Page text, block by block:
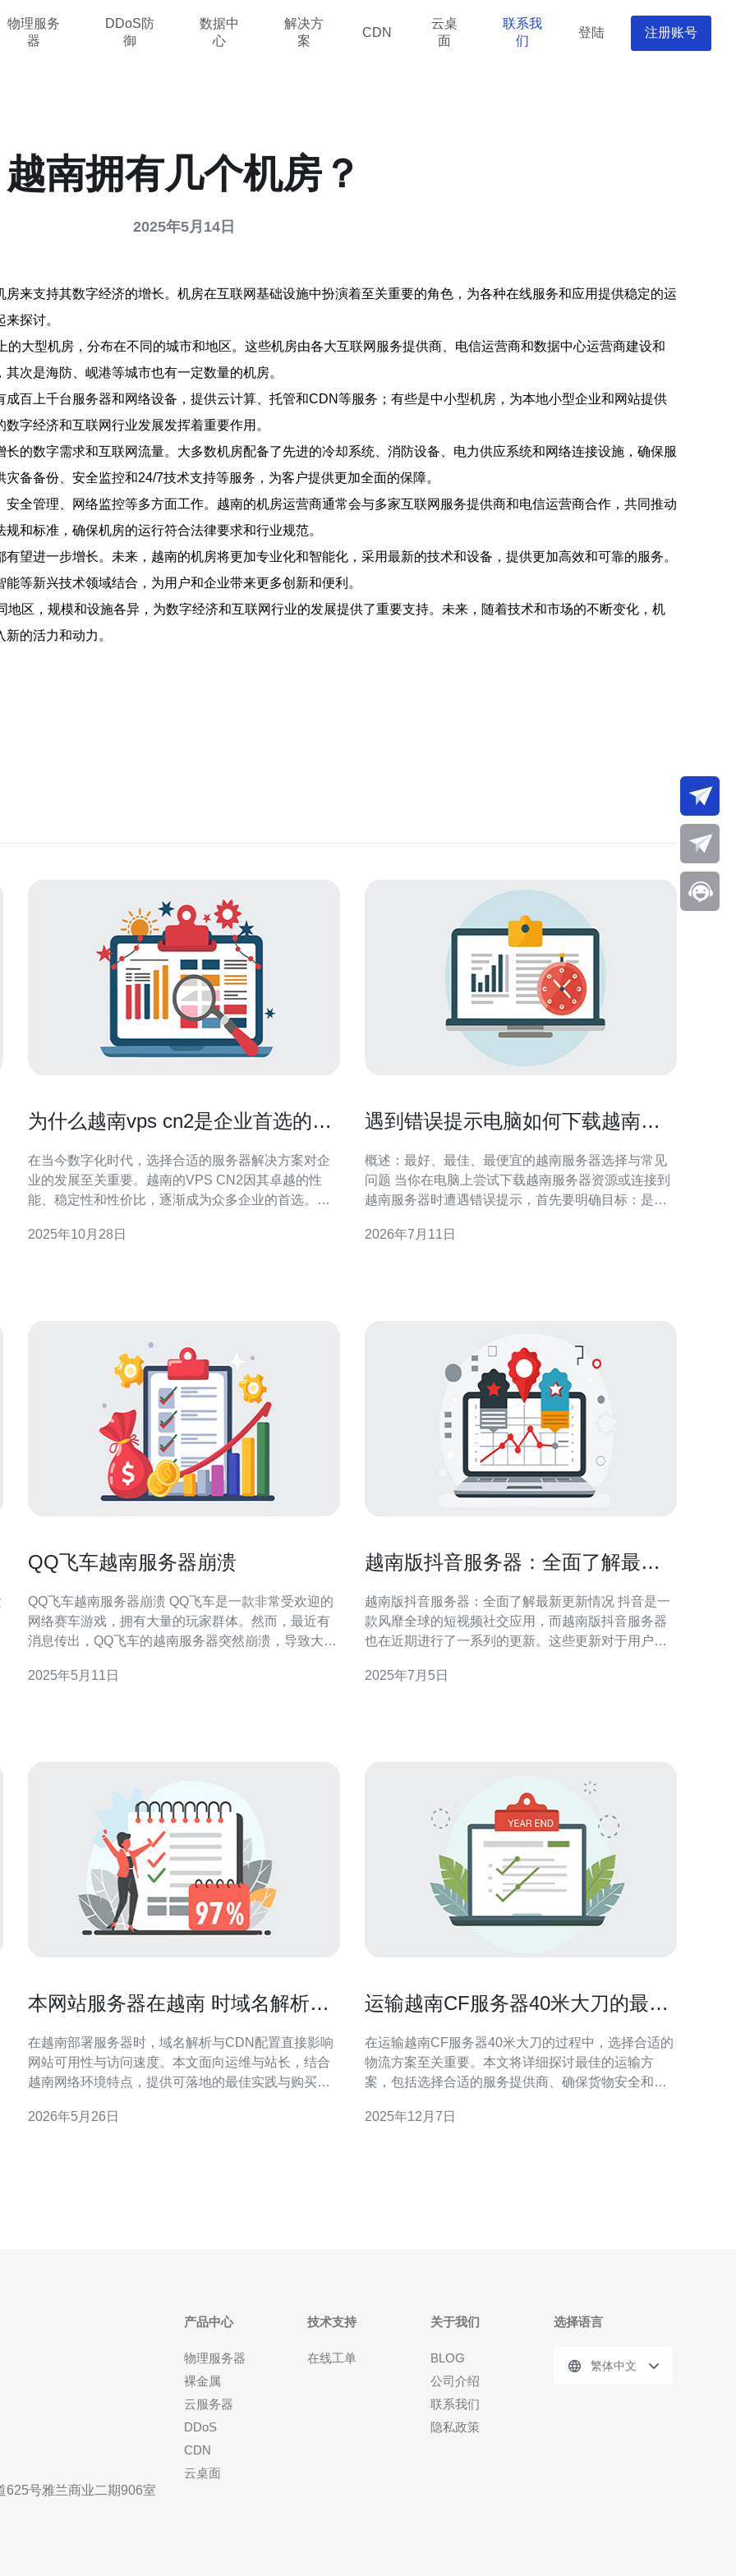
物理服务
器
DDoS防
御
数据中
心
解决方
案
CDN
云桌
面
联系我
们
登陆 注册账号
越南拥有几个机房？
2025年5月14日
来支持其数字经济的增长。机房在互联网基础设施中扮演着至关重要的角色，为各种在线服务和应用提供稳定的运
探讨。
大型机房，分布在不同的城市和地区。这些机房由各大互联网服务提供商、电信运营商和数据中心运营商建设和
次是海防、岘港等城市也有一定数量的机房。
百上千台服务器和网络设备，提供云计算、托管和CDN等服务；有些是中小型机房，为本地小型企业和网站提供
字经济和互联网行业发展发挥着重要作用。
的数字需求和互联网流量。大多数机房配备了先进的冷却系统、消防设备、电力供应系统和网络连接设施，确保服
备备份、安全监控和24/7技术支持等服务，为客户提供更加全面的保障。
全管理、网络监控等多方面工作。越南的机房运营商通常会与多家互联网服务提供商和电信运营商合作，共同推动
和标准，确保机房的运行符合法律要求和行业规范。
望进一步增长。未来，越南的机房将更加专业化和智能化，采用最新的技术和设备，提供更加高效和可靠的服务。
等新兴技术领域结合，为用户和企业带来更多创新和便利。
区，规模和设施各异，为数字经济和互联网行业的发展提供了重要支持。未来，随着技术和市场的不断变化，机
的活力和动力。
为什么越南vps cn2是企业首选的服
在当今数字化时代，选择合适的服务器解决方案对企
业的发展至关重要。越南的VPS CN2因其卓越的性
能、稳定性和性价比，逐渐成为众多企业的首选。本
做出明智的选择。 为什么选择越南VPS CN2? 越南
2025年10月28日
遇到错误提示电脑如何下载越南服
概述：最好、最佳、最便宜的越南服务器选择与常见
问题 当你在电脑上尝试下载越南服务器资源或连接到
越南服务器时遭遇错误提示，首先要明确目标：是想
便宜）的方案。最好通常意味着选择距越南地理位置
2026年7月11日
QQ飞车越南服务器崩溃
QQ飞车越南服务器崩溃 QQ飞车是一款非常受欢迎的
网络赛车游戏，拥有大量的玩家群体。然而，最近有
消息传出，QQ飞车的越南服务器突然崩溃，导致大量
个时间点突然出现了严重的故障，导致玩家无法登录
2025年5月11日
越南版抖音服务器：全面了解最新
越南版抖音服务器：全面了解最新更新情况 抖音是一
款风靡全球的短视频社交应用，而越南版抖音服务器
也在近期进行了一系列的更新。这些更新对于用户来
解一下吧。 越南版抖音服务器的最新更新主要包括以
2025年7月5日
本网站服务器在越南 时域名解析与
在越南部署服务器时，域名解析与CDN配置直接影响
网站可用性与访问速度。本文面向运维与站长，结合
越南网络环境特点，提供可落地的最佳实践与购买建
第一步，选择合适的域名注册商与DNS服务商。建议
2026年5月26日
运输越南CF服务器40米大刀的最佳
在运输越南CF服务器40米大刀的过程中，选择合适的
物流方案至关重要。本文将详细探讨最佳的运输方
案，包括选择合适的服务提供商、确保货物安全和提
伴，以满足您的需求。 选择合适的物流服务 运输CF
2025年12月7日
625号雅兰商业二期906室
产品中心
物理服务器
裸金属
云服务器
DDoS
CDN
云桌面
技术支持
在线工单
关于我们
BLOG
公司介绍
联系我们
隐私政策
选择语言
繁体中文